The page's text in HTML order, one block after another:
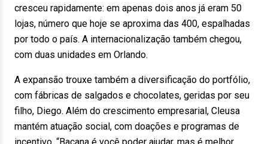
cresceu rapidamente: em apenas dois anos já eram 50
lojas, número que hoje se aproxima das 400, espalhadas
por todo o país. A internacionalização também chegou,
com duas unidades em Orlando.
A expansão trouxe também a diversificação do portfólio,
com fábricas de salgados e chocolates, geridas por seu
filho, Diego. Além do crescimento empresarial, Cleusa
mantém atuação social, com doações e programas de